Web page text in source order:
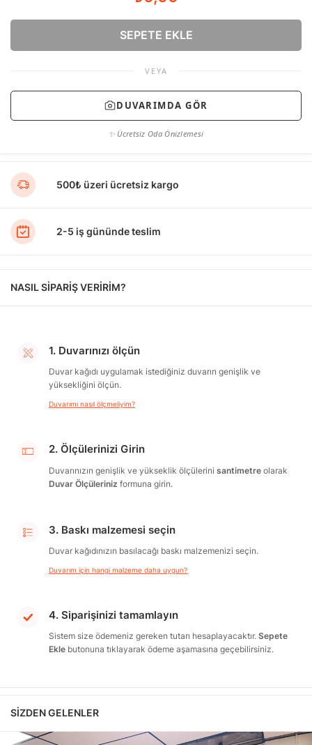
SEPETE EKLE
VEYA
DUVARIMDA GÖR
✨ Ücretsiz Oda Önizlemesi
500₺ üzeri ücretsiz kargo
2-5 iş gününde teslim
NASIL SİPARİŞ VERİRİM?
1. Duvarınızı ölçün
Duvar kağıdı uygulamak istediğiniz duvarın genişlik ve
yüksekliğini ölçün.
Duvarımı nasıl ölçmeliyim?
2. Ölçülerinizi Girin
Duvarınızın genişlik ve yükseklik ölçülerini santimetre olarak
Duvar Ölçüleriniz formuna girin.
3. Baskı malzemesi seçin
Duvar kağıdınızın basılacağı baskı malzemenizi seçin.
Duvarım için hangi malzeme daha uygun?
4. Siparişinizi tamamlayın
Sistem size ödemeniz gereken tutarı hesaplayacaktır. Sepete
Ekle butonuna tıklayarak ödeme aşamasına geçebilirsiniz.
SIZDEN GELENLER